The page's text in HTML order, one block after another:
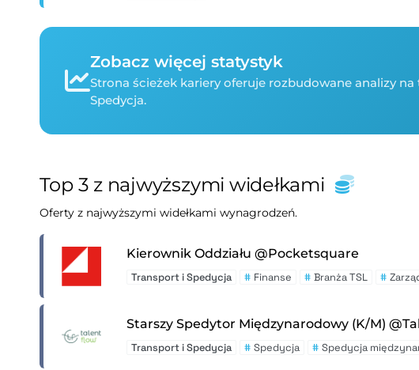
Zobacz więcej statystyk
Strona ścieżek kariery oferuje rozbudowane analizy
Spedycja.
Top 3 z najwyższymi widełkami
Oferty z najwyższymi widełkami wynagrodzeń.
Kierownik Oddziału @Pocketsquare
Transport i Spedycja # Finanse # Branża TSL #
Starszy Spedytor Międzynarodowy (K/M)
Transport i Spedycja # Spedycja # Spedycja